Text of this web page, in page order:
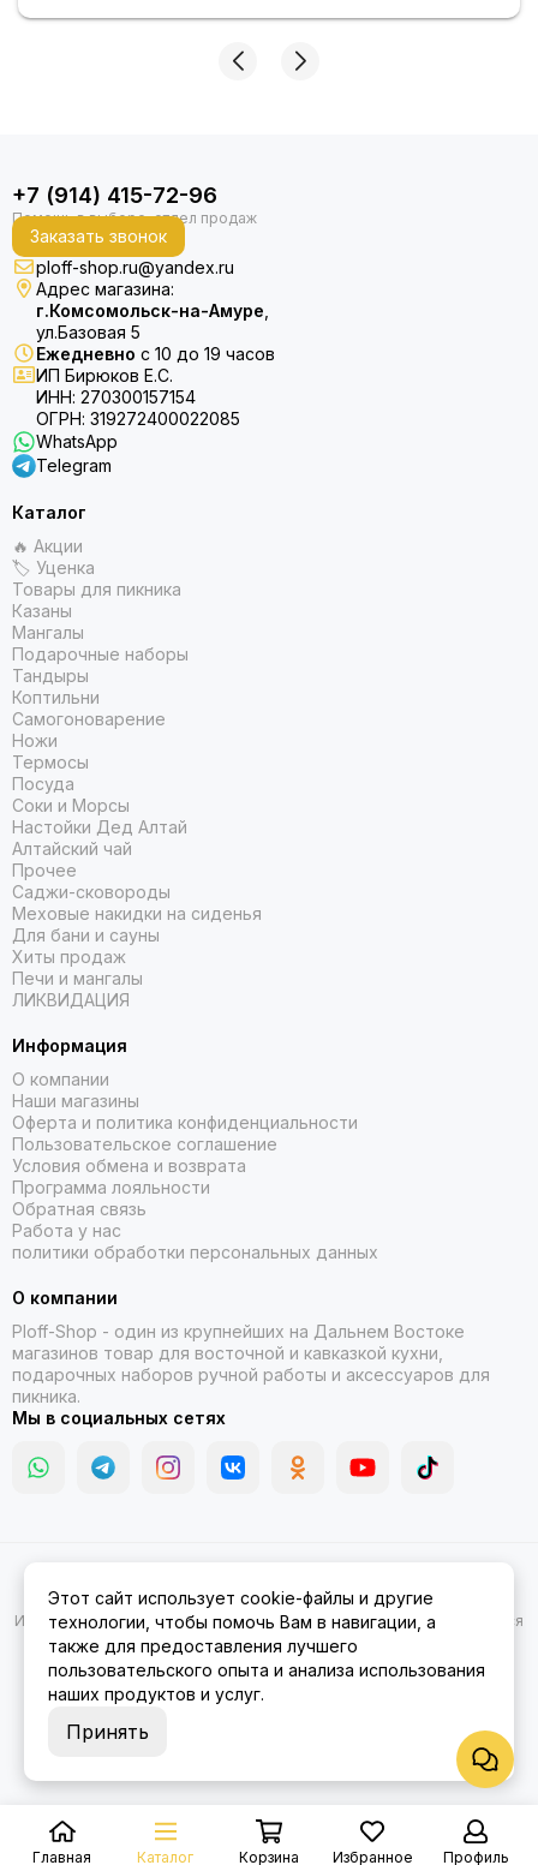
+7 (914) 415-72-96
Заказать звонок
ploff-shop.ru@yandex.ru
Адрес магазина:
г.Комсомольск-на-Амуре
ул.Базовая 5
Ежедневно с 10 до 19 часов
ИП Бирюков Е.С.
ИНН: 270300157154
ОГРН: 319272400022085
WhatsApp
Telegram
Каталог
🔥 Акции
🏷 Уценка
Товары для пикника
Казаны
Мангалы
Подарочные наборы
Тандыры
Коптильни
Самогоноварение
Ножи
Термосы
Посуда
Соки и Морсы
Настойки Дед Алтай
Алтайский чай
Прочее
Саджи-сковороды
Меховые накидки на сиденья
Для бани и сауны
Хиты продаж
Печи и мангалы
ЛИКВИДАЦИЯ
Информация
О компании
Наши магазины
Оферта и политика конфиденциальности
Пользовательское соглашение
Условия обмена и возврата
Программа лояльности
Обратная связь
Работа у нас
политики обработки персональных данных
О компании
Ploff-Shop - один из крупнейших на Дальнем Востоке
магазинов товар для восточной и кавказкой кухни,
подарочных наборов ручной работы и аксессуаров для
пикника.
Мы в социальных сетях
Амуре.Карта сайта
Информация на сайте носит ознакомительный характер и не является
публичной офертой.
Главная Каталог Корзина Избранное Профиль
Этот сайт использует cookie-файлы и другие
технологии, чтобы помочь Вам в навигации, а
также для предоставления лучшего
пользовательского опыта и анализа использования
наших продуктов и услуг.
Принять